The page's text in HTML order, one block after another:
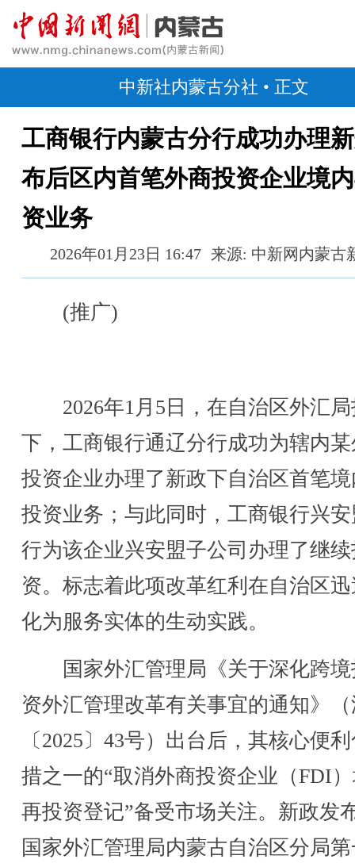
中新社内蒙古分社 • 正文
工商银行内蒙古分行成功办理
布后区内首笔外商投资企业境
资业务
2026年01月23日 16:47 来源: 中新网内蒙古
(推广)
2026年1月5日，在自治区外汇局
下，工商银行通辽分行成功为辖内
投资企业办理了新政下自治区首笔
投资业务；与此同时，工商银行兴
行为该企业兴安盟子公司办理了继
资。标志着此项改革红利在自治区
化为服务实体的生动实践。
国家外汇管理局《关于深化跨境
资外汇管理改革有关事宜的通知》
〔2025〕43号）出台后，其核心便
措之一的“取消外商投资企业（FDI
再投资登记”备受市场关注。新政发
国家外汇管理局内蒙古自治区分局